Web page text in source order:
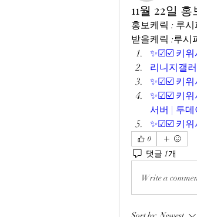
11월 22일 홍
홍보케릭 : 루
받을케릭 :루시
✨☑☑️ 키위
리니지갤
✨☑☑️ 키위
✨☑☑️ 키위
서버 | 투
✨☑☑️ 키위
0
댓글 1개
Write a